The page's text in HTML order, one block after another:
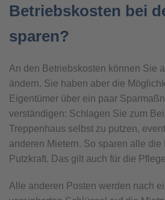
Betriebskosten bei
sparen?
An den Betriebskosten können Sie
ändern. Sie haben aber die
Eigentümer über ein paar
verständigen: Schlagen Sie zum
Treppenhaus selbst zu putzen,
anderen Mietern. So sparen alle die
Putzkraft. Das gilt auch für die
Alle anderen Posten werden nach